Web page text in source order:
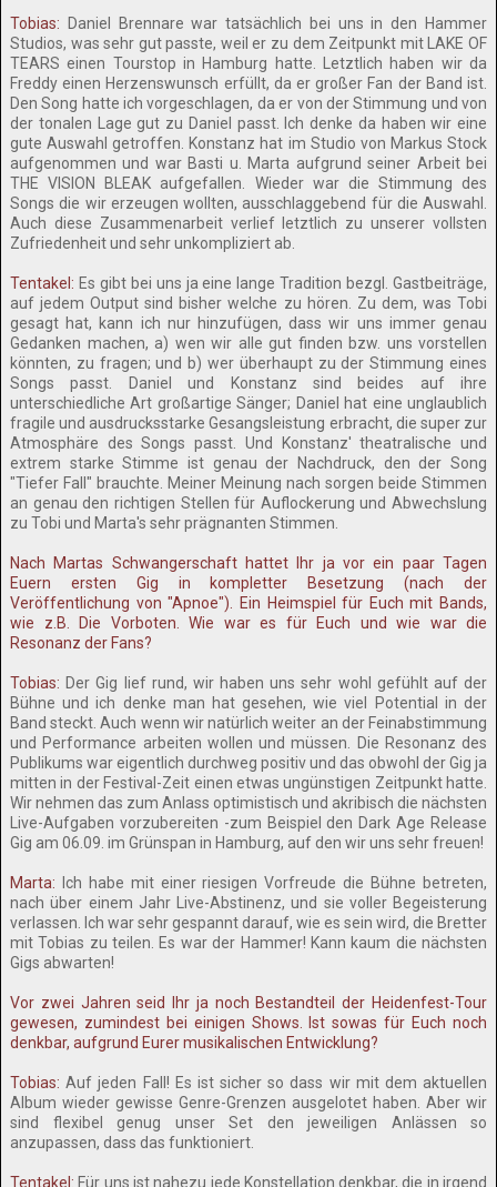
Tobias: Daniel Brennare war tatsächlich bei uns in den Hammer
Studios, was sehr gut passte, weil er zu dem Zeitpunkt mit LAKE OF
TEARS einen Tourstop in Hamburg hatte. Letztlich haben wir da
Freddy einen Herzenswunsch erfüllt, da er großer Fan der Band ist.
Den Song hatte ich vorgeschlagen, da er von der Stimmung und von
der tonalen Lage gut zu Daniel passt. Ich denke da haben wir eine
gute Auswahl getroffen. Konstanz hat im Studio von Markus Stock
aufgenommen und war Basti u. Marta aufgrund seiner Arbeit bei
THE VISION BLEAK aufgefallen. Wieder war die Stimmung des
Songs die wir erzeugen wollten, ausschlaggebend für die Auswahl.
Auch diese Zusammenarbeit verlief letztlich zu unserer vollsten
Zufriedenheit und sehr unkompliziert ab.
Tentakel: Es gibt bei uns ja eine lange Tradition bezgl. Gastbeiträge,
auf jedem Output sind bisher welche zu hören. Zu dem, was Tobi
gesagt hat, kann ich nur hinzufügen, dass wir uns immer genau
Gedanken machen, a) wen wir alle gut finden bzw. uns vorstellen
könnten, zu fragen; und b) wer überhaupt zu der Stimmung eines
Songs passt. Daniel und Konstanz sind beides auf ihre
unterschiedliche Art großartige Sänger; Daniel hat eine unglaublich
fragile und ausdrucksstarke Gesangsleistung erbracht, die super zur
Atmosphäre des Songs passt. Und Konstanz' theatralische und
extrem starke Stimme ist genau der Nachdruck, den der Song
"Tiefer Fall" brauchte. Meiner Meinung nach sorgen beide Stimmen
an genau den richtigen Stellen für Auflockerung und Abwechslung
zu Tobi und Marta's sehr prägnanten Stimmen.
Nach Martas Schwangerschaft hattet Ihr ja vor ein paar Tagen
Euern ersten Gig in kompletter Besetzung (nach der
Veröffentlichung von "Apnoe"). Ein Heimspiel für Euch mit Bands,
wie z.B. Die Vorboten. Wie war es für Euch und wie war die
Resonanz der Fans?
Tobias: Der Gig lief rund, wir haben uns sehr wohl gefühlt auf der
Bühne und ich denke man hat gesehen, wie viel Potential in der
Band steckt. Auch wenn wir natürlich weiter an der Feinabstimmung
und Performance arbeiten wollen und müssen. Die Resonanz des
Publikums war eigentlich durchweg positiv und das obwohl der Gig ja
mitten in der Festival-Zeit einen etwas ungünstigen Zeitpunkt hatte.
Wir nehmen das zum Anlass optimistisch und akribisch die nächsten
Live-Aufgaben vorzubereiten -zum Beispiel den Dark Age Release
Gig am 06.09. im Grünspan in Hamburg, auf den wir uns sehr freuen!
Marta: Ich habe mit einer riesigen Vorfreude die Bühne betreten,
nach über einem Jahr Live-Abstinenz, und sie voller Begeisterung
verlassen. Ich war sehr gespannt darauf, wie es sein wird, die Bretter
mit Tobias zu teilen. Es war der Hammer! Kann kaum die nächsten
Gigs abwarten!
Vor zwei Jahren seid Ihr ja noch Bestandteil der Heidenfest-Tour
gewesen, zumindest bei einigen Shows. Ist sowas für Euch noch
denkbar, aufgrund Eurer musikalischen Entwicklung?
Tobias: Auf jeden Fall! Es ist sicher so dass wir mit dem aktuellen
Album wieder gewisse Genre-Grenzen ausgelotet haben. Aber wir
sind flexibel genug unser Set den jeweiligen Anlässen so
anzupassen, dass das funktioniert.
Tentakel: Für uns ist nahezu jede Konstellation denkbar, die in irgend